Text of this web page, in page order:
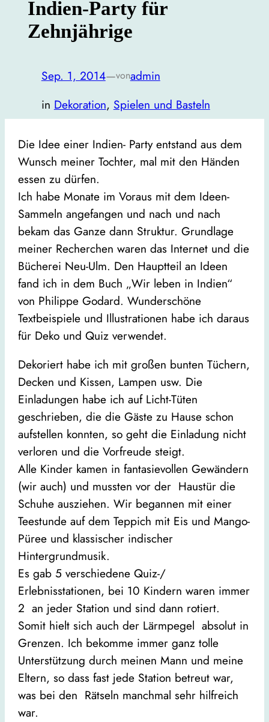
Indien-Party für
Zehnjährige
Sep. 1, 2014—vonadmin
in Dekoration, Spielen und Basteln
Die Idee einer Indien- Party entstand aus dem
Wunsch meiner Tochter, mal mit den Händen
essen zu dürfen.
Ich habe Monate im Voraus mit dem Ideen-
Sammeln angefangen und nach und nach
bekam das Ganze dann Struktur. Grundlage
meiner Recherchen waren das Internet und die
Bücherei Neu-Ulm. Den Hauptteil an Ideen
fand ich in dem Buch „Wir leben in Indien“
von Philippe Godard. Wunderschöne
Textbeispiele und Illustrationen habe ich daraus
für Deko und Quiz verwendet.
Dekoriert habe ich mit großen bunten Tüchern,
Decken und Kissen, Lampen usw. Die
Einladungen habe ich auf Licht-Tüten
geschrieben, die die Gäste zu Hause schon
aufstellen konnten, so geht die Einladung nicht
verloren und die Vorfreude steigt.
Alle Kinder kamen in fantasievollen Gewändern
(wir auch) und mussten vor der Haustür die
Schuhe ausziehen. Wir begannen mit einer
Teestunde auf dem Teppich mit Eis und Mango-
Püree und klassischer indischer
Hintergrundmusik.
Es gab 5 verschiedene Quiz-/
Erlebnisstationen, bei 10 Kindern waren immer
2 an jeder Station und sind dann rotiert.
Somit hielt sich auch der Lärmpegel absolut in
Grenzen. Ich bekomme immer ganz tolle
Unterstützung durch meinen Mann und meine
Eltern, so dass fast jede Station betreut war,
was bei den Rätseln manchmal sehr hilfreich
war.